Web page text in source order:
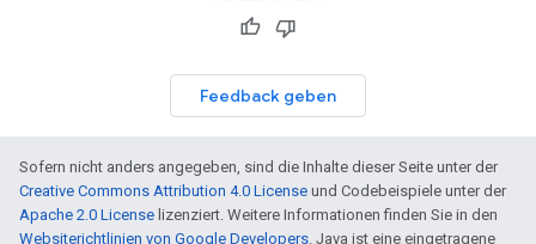
Feedback geben
Sofern nicht anders angegeben, sind die Inhalte dieser Seite unter der
Creative Commons Attribution 4.0 License und Codebeispiele unter der
Apache 2.0 License lizenziert. Weitere Informationen finden Sie in den
Websiterichtlinien von Google Developers. Java ist eine eingetragene